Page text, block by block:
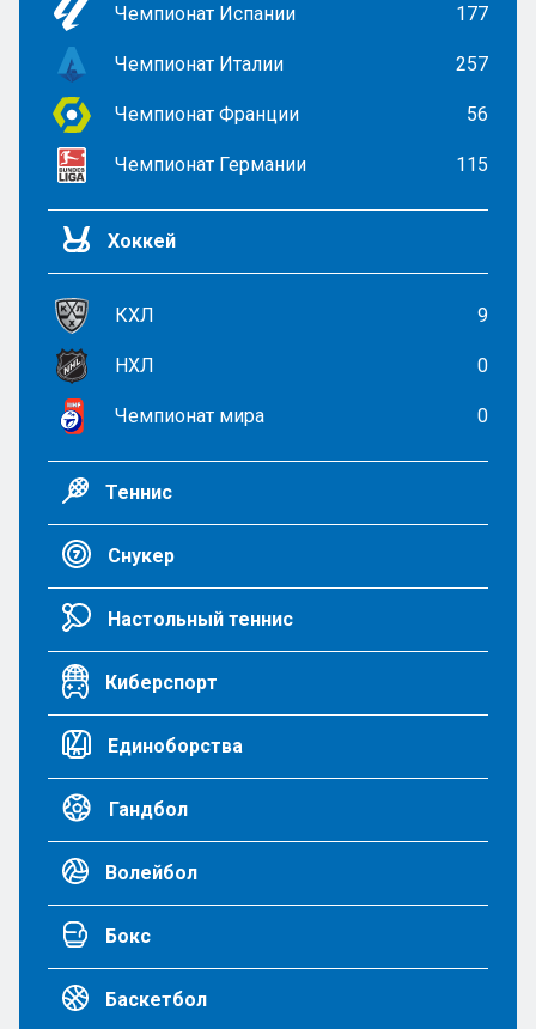
Чемпионат Испании 177
Чемпионат Италии 257
Чемпионат Франции 56
Чемпионат Германии 115
Хоккей
КХЛ 9
НХЛ 0
Чемпионат мира 0
Теннис
Снукер
Настольный теннис
Киберспорт
Единоборства
Гандбол
Волейбол
Бокс
Баскетбол